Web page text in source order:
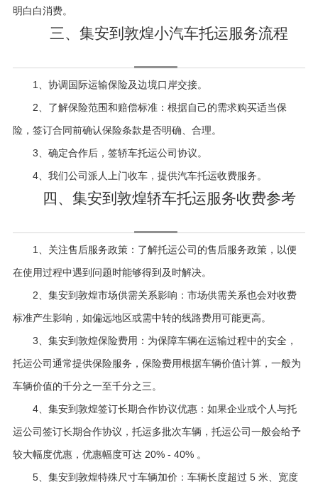
明白白消费。
三、集安到敦煌小汽车托运服务流程
1、协调国际运输保险及边境口岸交接。
2、了解保险范围和赔偿标准：根据自己的需求购买适当保
险，签订合同前确认保险条款是否明确、合理。
3、确定合作后，签轿车托运公司协议。
4、我们公司派人上门收车，提供汽车托运收费服务。
四、集安到敦煌轿车托运服务收费参考
1、关注售后服务政策：了解托运公司的售后服务政策，以便
在使用过程中遇到问题时能够得到及时解决。
2、集安到敦煌市场供需关系影响：市场供需关系也会对收费
标准产生影响，如偏远地区或需中转的线路费用可能更高。
3、集安到敦煌保险费用：为保障车辆在运输过程中的安全，
托运公司通常提供保险服务，保险费用根据车辆价值计算，一般为
车辆价值的千分之一至千分之三。
4、集安到敦煌签订长期合作协议优惠：如果企业或个人与托
运公司签订长期合作协议，托运多批次车辆，托运公司一般会给予
较大幅度优惠，优惠幅度可达 20% - 40% 。
5、集安到敦煌特殊尺寸车辆加价：车辆长度超过 5 米、宽度